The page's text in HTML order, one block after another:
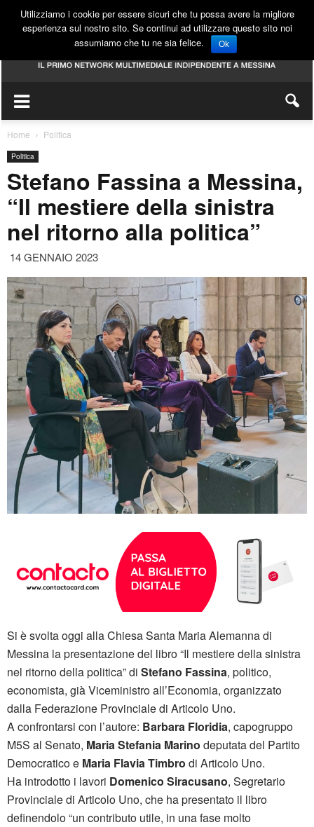
Home Politica
Politica
Stefano Fassina a Messina,
“Il mestiere della sinistra
nel ritorno alla politica”
14 GENNAIO 2023
Si è svolta oggi alla Chiesa Santa Maria Alemanna di
Messina la presentazione del libro “Il mestiere della sinistra
nel ritorno della politica” di Stefano Fassina, politico,
economista, già Viceministro all’Economia, organizzato
dalla Federazione Provinciale di Articolo Uno.
A confrontarsi con l’autore: Barbara Floridia, capogruppo
M5S al Senato, Maria Stefania Marino deputata del Partito
Democratico e Maria Flavia Timbro di Articolo Uno.
Ha introdotto i lavori Domenico Siracusano, Segretario
Provinciale di Articolo Uno, che ha presentato il libro
definendolo “un contributo utile, in una fase molto
Utilizziamo i cookie per essere sicuri che tu possa avere la migliore
esperienza sul nostro sito. Se continui ad utilizzare questo sito noi
assumiamo che tu ne sia felice.
Ok